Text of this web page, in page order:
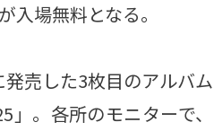
場無料となる。
売した3枚目のアルバム
。各所のモニターで、